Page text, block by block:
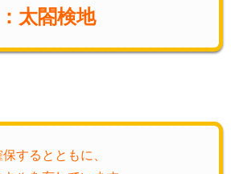
太閤検地
するとともに、